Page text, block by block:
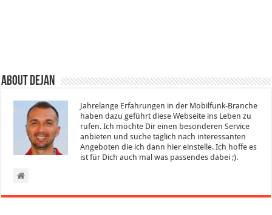
About Dejan
Jahrelange Erfahrungen in der Mobilfunk-Branche
haben dazu geführt diese Webseite ins Leben zu
rufen. Ich möchte Dir einen besonderen Service
anbieten und suche täglich nach interessanten
Angeboten die ich dann hier einstelle. Ich hoffe es
ist für Dich auch mal was passendes dabei ;).